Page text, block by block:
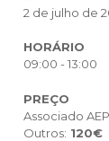
2 de julho de
HORÁRIO
09:00 - 13:00
PREÇO
Associado
Outros: 120€